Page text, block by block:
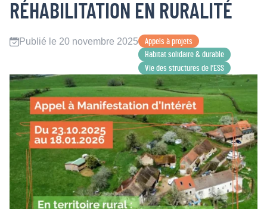
RÉHABILITATION EN RURALITÉ
Publié le 20 novembre 2025
Appels à projets
Habitat solidaire & durable
Vie des structures de l’ESS